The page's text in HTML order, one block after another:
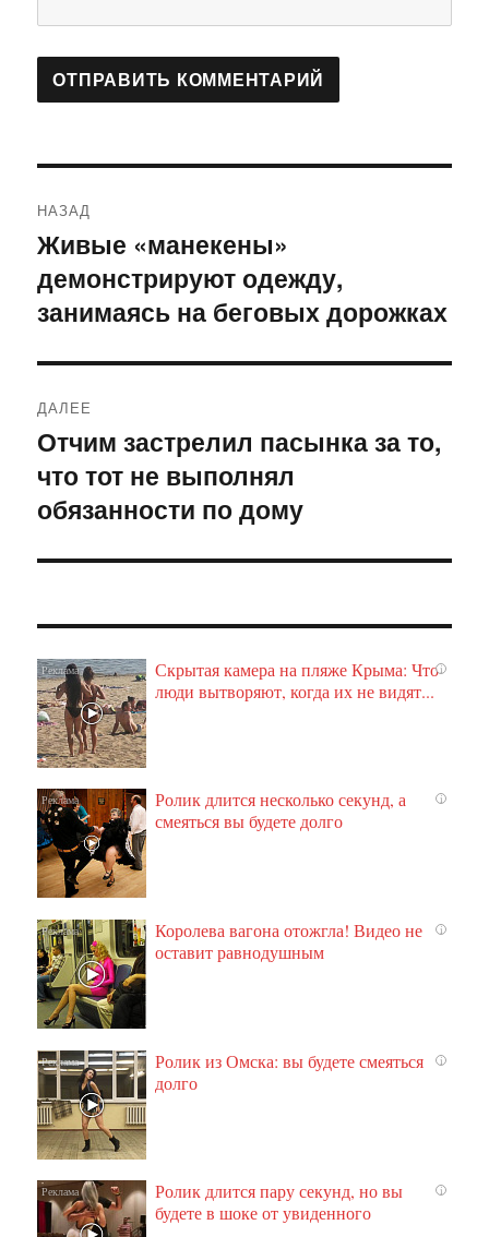
по
записям
НАЗАД
Предыдущая
запись:
Живые «манекены»
демонстрируют одежду,
занимаясь на беговых дорожках
ДАЛЕЕ
Следующая
запись:
Отчим застрелил пасынка за то,
что тот не выполнял
обязанности по дому
i
Скрытая камера на пляже Крыма: Что
люди вытворяют, когда их не видят...
i
Ролик длится несколько секунд, а
смеяться вы будете долго
i
Королева вагона отожгла! Видео не
оставит равнодушным
i
Ролик из Омска: вы будете смеяться
долго
i
Ролик длится пару секунд, но вы
будете в шоке от увиденного